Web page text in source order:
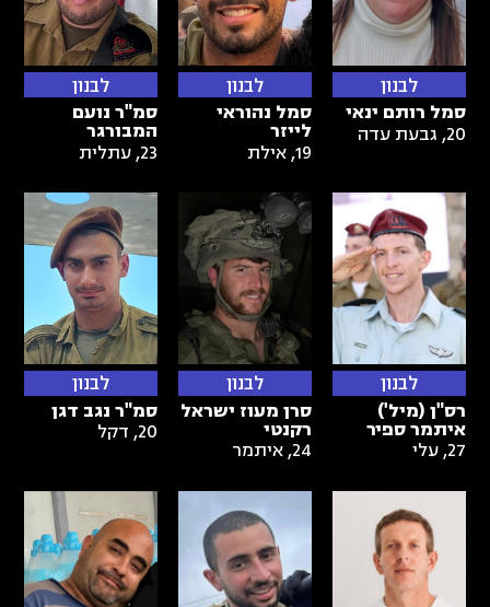
לבנון
סמל רותם ינאי
20
, גבעת עדה
לבנון
סמל נהוראי
לייזר
19
,אילת
לבנון
סמ"ר נועם
המבורגר
23
,עתלית
לבנון
רס"ן (מיל')
איתמר ספיר
27
,עלי
לבנון
סרן מעוז ישראל
רקנטי
24
,איתמר
לבנון
סמ"ר נגב דגן
20
, דקל